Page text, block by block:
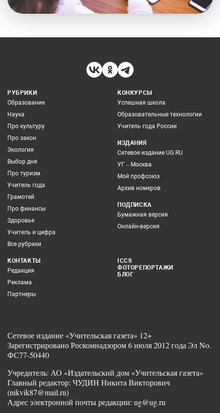
РУБРИКИ
Образование
Наука
Про культуру
Про закон
Экология
Выбор дня
Про туризм
Учитель года
Грамотей
Про финансы
Здоровье
Учитель и цифра
Все рубрики
КОНКУРСЫ
Успешная школа
Образовательные технологии
Учитель года России
ИЗДАНИЯ
Сетевое издание UG.RU
УГ – Москва
Мой профсоюз
Архив номеров
ПОДПИСКА
Бумажная версия
Онлайн-версия
КОНТАКТЫ
Редакция
Реклама
Партнеры
ICCS
ФОТОРЕПОРТАЖИ
БЛОГ
Сетевое издание «Учительская газета» 12+
Зарегистрировано Роскомнадзором 6 июля 2012 года Эл No.
ФС77-50440
Учредитель: АО «Издательский дом «Учительская газета»
Главный редактор: ЧУДИН Никита Викторович
(nikvik87@mail.ru)
Адрес электронной почты редакции: ug@ug.ru